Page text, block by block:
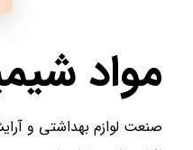
مواد
صنعت لوازم بهداشتی و